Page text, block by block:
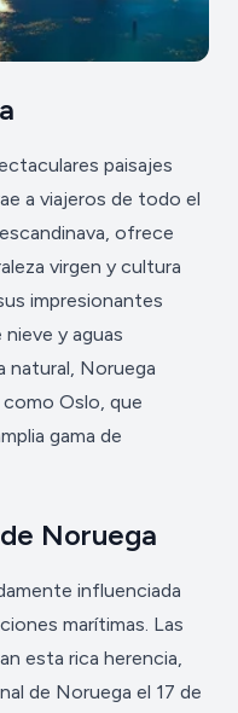
paisajes
a viajeros de todo el
ofrece
virgen y cultura
impresionantes
y aguas
natural, Noruega
Oslo, que
gama de
Noruega
influenciada
marítimas. Las
esta rica herencia,
de Noruega el 17 de